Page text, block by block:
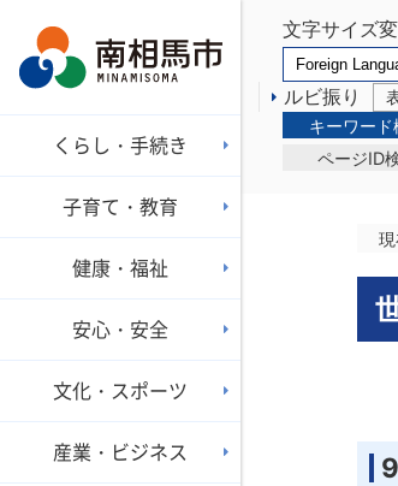
文字サイズ
ルビ振り
キーワード
ページID
くらし・手続き
子育て・教育
健康・福祉
安心・安全
文化・スポーツ
産業・ビジネス